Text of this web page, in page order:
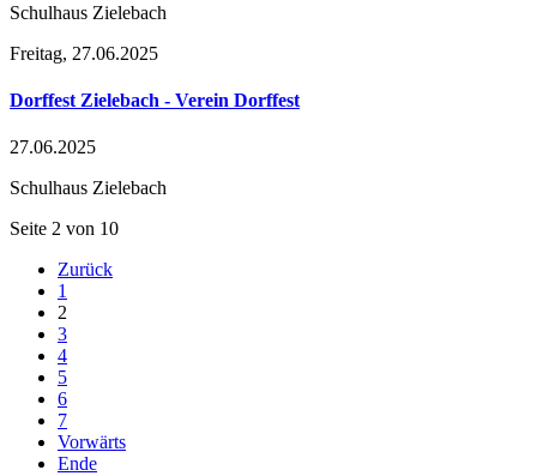
Schulhaus Zielebach
Freitag, 27.06.2025
Dorffest Zielebach - Verein Dorffest
27.06.2025
Schulhaus Zielebach
Seite 2 von 10
Zurück
1
2
3
4
5
6
7
Vorwärts
Ende